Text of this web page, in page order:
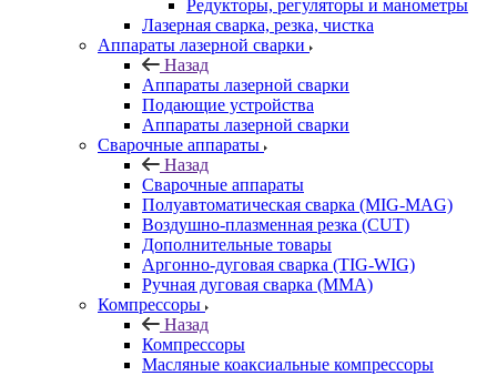
Редукторы, регуляторы и манометры
Лазерная сварка, резка, чистка
Аппараты лазерной сварки
Назад
Аппараты лазерной сварки
Подающие устройства
Аппараты лазерной сварки
Сварочные аппараты
Назад
Сварочные аппараты
Полуавтоматическая сварка (MIG-MAG)
Воздушно-плазменная резка (CUT)
Дополнительные товары
Аргонно-дуговая сварка (TIG-WIG)
Ручная дуговая сварка (MMA)
Компрессоры
Назад
Компрессоры
Масляные коаксиальные компрессоры